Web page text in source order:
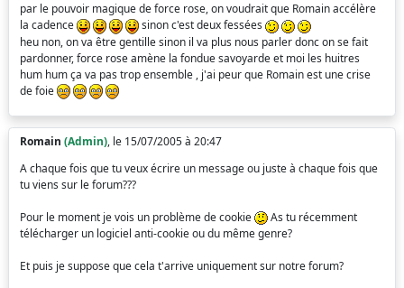
par le pouvoir magique de force rose, on voudrait que Romain accélère
la cadence
sinon c'est deux fessées
heu non, on va être gentille sinon il va plus nous parler donc on se fait
pardonner, force rose amène la fondue savoyarde et moi les huitres
hum hum ça va pas trop ensemble , j'ai peur que Romain est une crise
de foie
Romain (Admin), le 15/07/2005 à 20:47
A chaque fois que tu veux écrire un message ou juste à chaque fois que
tu viens sur le forum???
Pour le moment je vois un problème de cookie
As tu récemment
télécharger un logiciel anti-cookie ou du même genre?
Et puis je suppose que cela t'arrive uniquement sur notre forum?